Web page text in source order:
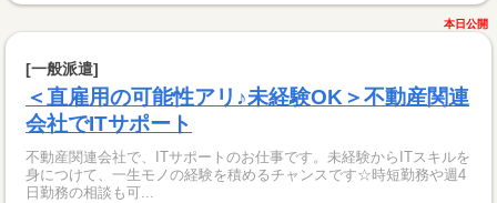
本日公開
[一般派遣]
＜直雇用の可能性アリ♪未経験OK＞不動産関連
会社でITサポート
不動産関連会社で、ITサポートのお仕事です。未経験からITスキルを
身につけて、一生モノの経験を積めるチャンスです☆時短勤務や週4
日勤務の相談も可...